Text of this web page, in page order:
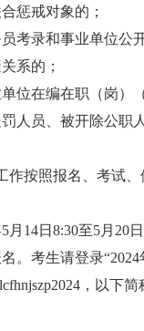
惩戒对象的；
录和事业单位公
系的；
在编在职（岗）
员、被开除公职
照报名、考试、
14日8:30至5月20日
考生请登录“2024
，以下